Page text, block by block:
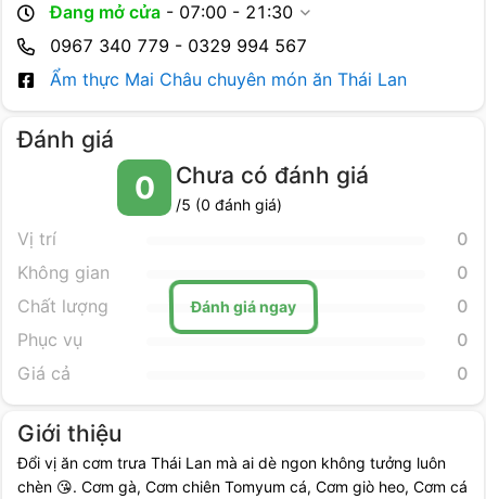
Đánh giá
0 Chưa có đánh giá
/5 (0 đánh giá)
Đánh giá ngay
Vị trí
0
Không gian
0
Chất lượng
0
Phục vụ
0
Giá cả
0
Đang mở cửa - 07:00 - 21:30
0967 340 779 - 0329 994 567
Ẩm thực Mai Châu chuyên món ăn Thái Lan
Giới thiệu
Đổi vị ăn cơm trưa Thái Lan mà ai dè ngon không tưởng luôn
chèn 😘. Cơm gà, Cơm chiên Tomyum cá, Cơm giò heo, Cơm cá